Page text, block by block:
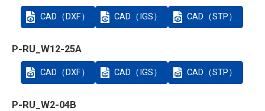
CAD（DXF） CAD（IGS） CAD（STP）
P-RU_W12-25A
CAD（DXF） CAD（IGS） CAD（STP）
P-RU_W2-04B